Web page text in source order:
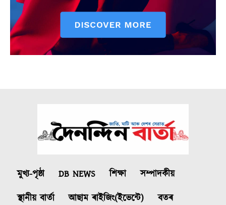
মুখ্য-পৃষ্ঠা DB NEWS শিক্ষা
সম্পাদকীয়
স্থানীয় বাৰ্তা
আছাম ৰাইজিং(ইভেন্টে) বতৰ